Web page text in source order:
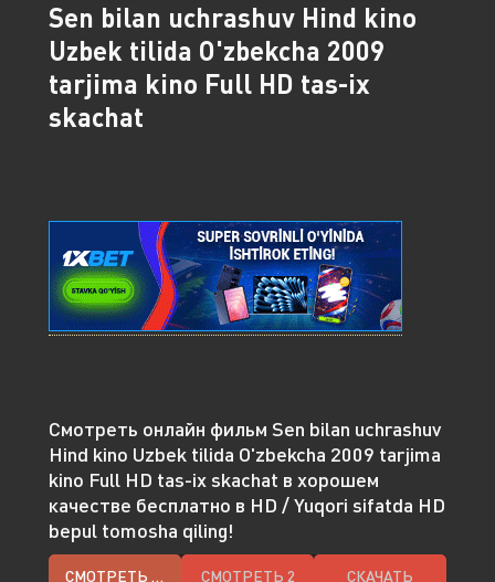
Sen bilan uchrashuv Hind kino
Uzbek tilida O'zbekcha 2009
tarjima kino Full HD tas-ix
skachat
Смотреть онлайн фильм Sen bilan uchrashuv
Hind kino Uzbek tilida O'zbekcha 2009 tarjima
kino Full HD tas-ix skachat в хорошем
качестве бесплатно в HD / Yuqori sifatda HD
bepul tomosha qiling!
СМОТРЕТЬ HD СМОТРЕТЬ 2 СКАЧАТЬ